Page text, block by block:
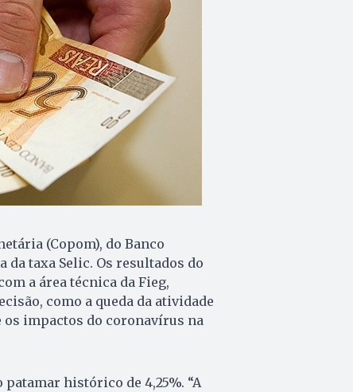
(Copom), do Banco
taxa Selic. Os resultados do
a área técnica da Fieg,
como a queda da atividade
impactos do coronavírus na
patamar histórico de 4,25%. “A